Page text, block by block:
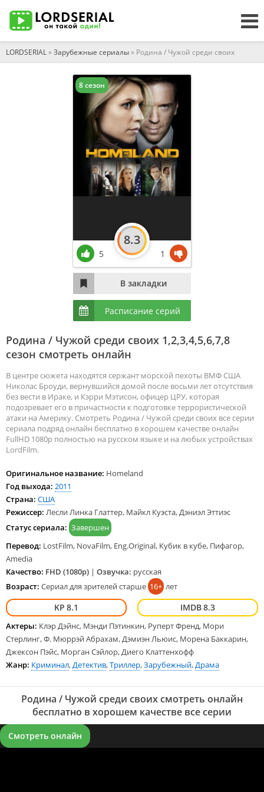
LORDSERIAL»Зарубежные сериалы» Родина / Чужой среди своих
Родина / Чужой среди своих 1,2,3,4,5,6,7,8
сезон смотреть онлайн
В центре сюжета находятся сержант морской пехоты ВМФ США
Николас Броуди, вернувшийся домой после восьми лет отсутствия
без вести в Ираке, и Кэрри Мэтисон, офицер ЦРУ, которая
подозревает его в причастности к подготовке террористической
атаки на Америку. Смотреть Родина / Чужой среди своих все серии
сериала подряд онлайн бесплатно в хорошем качестве онлайн
FullHD 1080p полностью на русском языке и на любых устройствах
LordFilm.
Оригинальное название: Homeland
Год выхода: 2011
Страна: США
Режиссер: Лесли Линка Глаттер, Майкл Куэста, Дэниэл Эттиэс
Статус сериала: Завершен
Перевод: LostFilm, NovaFilm, Eng.Original, Кубик в кубе, Пифагор,
Amedia
Качество: FHD (1080p) | Озвучка: русская
Возраст: Сериал для зрителей старше 16+ лет
8.1 8.3
Актеры: Клэр Дэйнс, Мэнди Пэтинкин, Руперт Френд, Мори
Стерлинг, Ф. Мюррэй Абрахам, Дэмиэн Льюис, Морена Баккарин,
Джексон Пэйс, Морган Сэйлор, Диего Клаттенхофф
Жанр: Криминал,Детектив,Триллер,Зарубежный,Драма
8 сезон
5
8.3
1
Расписание серий
Родина / Чужой среди своих смотреть онлайн
бесплатно в хорошем качестве все серии
Смотреть онлайн